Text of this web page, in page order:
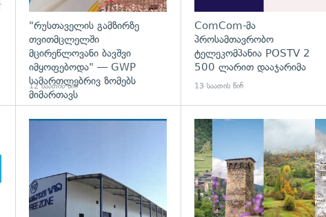
"რუსთაველის გამზირზე
თვითმცლელში
მცირეწლოვანი ბავშვი
იმყოფებოდა" — GWP
სამართლებრივ ზომებს
მიმართავს
12 საათის წინ
ComCom-მა
პროსამთავრობო
ტელეკომპანია POSTV 2
500 ლარით დააჯარიმა
13 საათის წინ
გადახედვა